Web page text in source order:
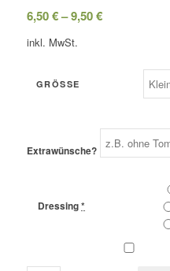
6,50€–9,50€
inkl. MwSt.
GRÖSSE
Extrawünsche?
Dressing*